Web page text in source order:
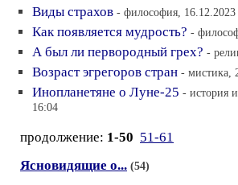
Виды страхов - философия, 16.12.2023
Как появляется мудрость? -
А был ли первородный грех? -
Возраст эгрегоров стран - мистика,
Инопланетяне о Луне-25 - история
16:04
продолжение: 1-50 51-61
Ясновидящие о... (54)